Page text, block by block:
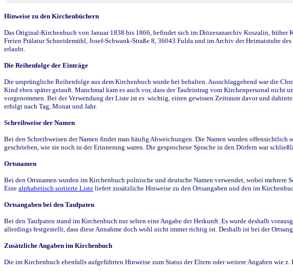
Hinweise zu den Kirchenbüchern
Das Original-Kirchenbuch von Januar 1838 bis 1866, befindet sich im Diözesanarchiv Koszalin,
Freien Prälatur Schneidemühl, Josef-Schwank-Straße 8, 36043 Fulda und im Archiv der Heimatstube
erlaubt.
Die Reihenfolge der Einträge
Die ursprüngliche Reihenfolge aus dem Kirchenbuch wurde bei behalten. Ausschlaggebend war die
Kind eben später getauft. Manchmal kam es auch vor, dass der Taufeintrag vom Kirchenpersonal
vorgenommen. Bei der Verwendung der Liste ist es wichtig, einen gewissen Zeitraum davor und
erfolgt nach Tag, Monat und Jahr.
Schreibweise der Namen
Bei den Schreibweisen der Namen findet man häufig Abweichungen. Die Namen wurden offensichtlich
geschrieben, wie sie noch in der Erinnerung waren. Die gesprochene Sprache in den Dörfern war
Ortsnamen
Bei den Ortsnamen wurden im Kirchenbuch polnische und deutsche Namen verwendet, wobei
Eine alphabetisch sortierte Liste liefert zusätzliche Hinweise zu den Ortsangaben und den im
Ortsangaben bei den Taufpaten
Bei den Taufpaten stand im Kirchenbuch nur selten eine Angabe der Herkunft. Es wurde deshalb
allerdings festgestellt, dass diese Annahme doch wohl nicht immer richtig ist. Deshalb ist bei der
Zusätzliche Angaben im Kirchenbuch
Die im Kirchenbuch ebenfalls aufgeführten Hinweise zum Status der Eltern oder weitere Angaben wie z.